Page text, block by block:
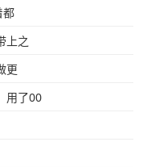
都
上之
更
用了00